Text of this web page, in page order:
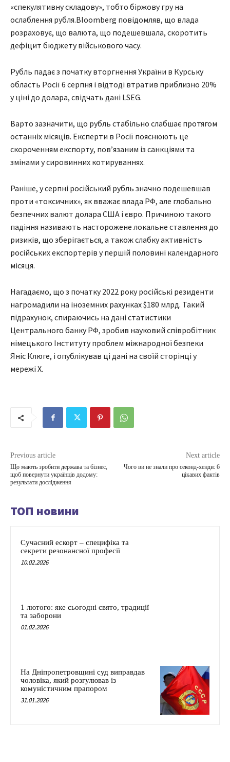
«спекулятивну складову», тобто біржову гру на
ослаблення рубля.Bloomberg повідомляв, що влада
розраховує, що валюта, що подешевшала, скоротить
дефіцит бюджету військового часу.
Рубль падає з початку вторгнення України в Курську
область Росії 6 серпня і відтоді втратив приблизно 20%
у ціні до долара, свідчать дані LSEG.
Варто зазначити, що рубль стабільно слабшає протягом
останніх місяців. Експерти в Росії пояснюють це
скороченням експорту, пов’язаним із санкціями та
змінами у сировинних котируваннях.
Раніше, у серпні російський рубль значно подешевшав
проти «токсичних», як вважає влада РФ, але глобально
безпечних валют долара США і євро. Причиною такого
падіння називають насторожене локальне ставлення до
ризиків, що зберігається, а також слабку активність
російських експортерів у першій половині календарного
місяця.
Нагадаємо, що з початку 2022 року російські резиденти
нагромадили на іноземних рахунках $180 млрд. Такий
підрахунок, спираючись на дані статистики
Центрального банку РФ, зробив науковий співробітник
німецького Інституту проблем міжнародної безпеки
Яніс Клюге, і опублікував ці дані на своїй сторінці у
мережі Х.
Previous article
Що мають зробити держава та бізнес,
щоб повернути українців додому:
результати дослідження
Next article
Чого ви не знали про секонд-хенди: 6
цікавих фактів
ТОП новини
Сучасний ескорт – специфіка та
секрети резонансної професії
10.02.2026
1 лютого: яке сьогодні свято, традиції
та заборони
01.02.2026
На Дніпропетровщині суд виправдав
чоловіка, який розгулював із
комуністичним прапором
31.01.2026